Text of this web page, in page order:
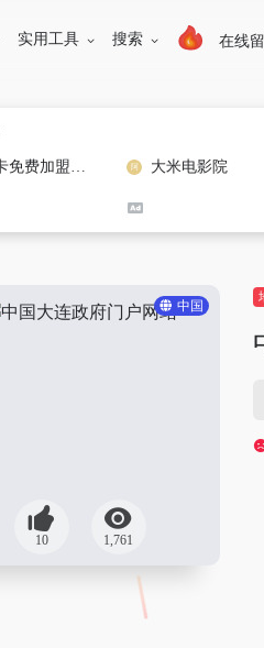
实用工具 搜索 在线
正规流量卡免费加盟合作 大米电影院
中国
10 1,761